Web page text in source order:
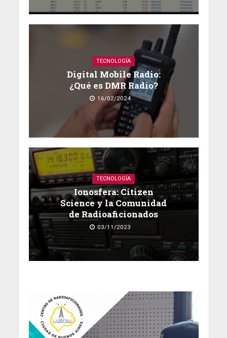
TECNOLOGÍA
Digital Mobile Radio:
¿Qué es DMR Radio?
16/02/2024
TECNOLOGÍA
Ionosfera: Citizen
Science y la Comunidad
de Radioaficionados
03/11/2023